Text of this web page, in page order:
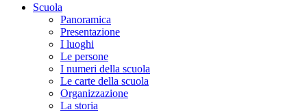
Scuola
Panoramica
Presentazione
I luoghi
Le persone
I numeri della scuola
Le carte della scuola
Organizzazione
La storia